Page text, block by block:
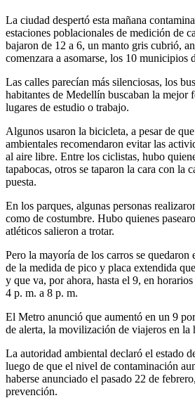
La ciudad despertó esta mañana
estaciones poblacionales de medición de
bajaron de 12 a 6, un manto gris cubrió,
comenzara a asomarse, los 10 municipios
Las calles parecían más silenciosas, los
habitantes de Medellín buscaban la mejor
lugares de estudio o trabajo.
Algunos usaron la bicicleta, a pesar de
ambientales recomendaron evitar las
al aire libre. Entre los ciclistas, hubo
tapabocas, otros se taparon la cara con la
puesta.
En los parques, algunas personas
como de costumbre. Hubo quienes
atléticos salieron a trotar.
Pero la mayoría de los carros se quedaron
de la medida de pico y placa extendida
y que va, por ahora, hasta el 9, en
4 p. m. a 8 p. m.
El Metro anunció que aumentó en un 9
de alerta, la movilización de viajeros en la
La autoridad ambiental declaró el estado
luego de que el nivel de contaminación
haberse anunciado el pasado 22 de
prevención.